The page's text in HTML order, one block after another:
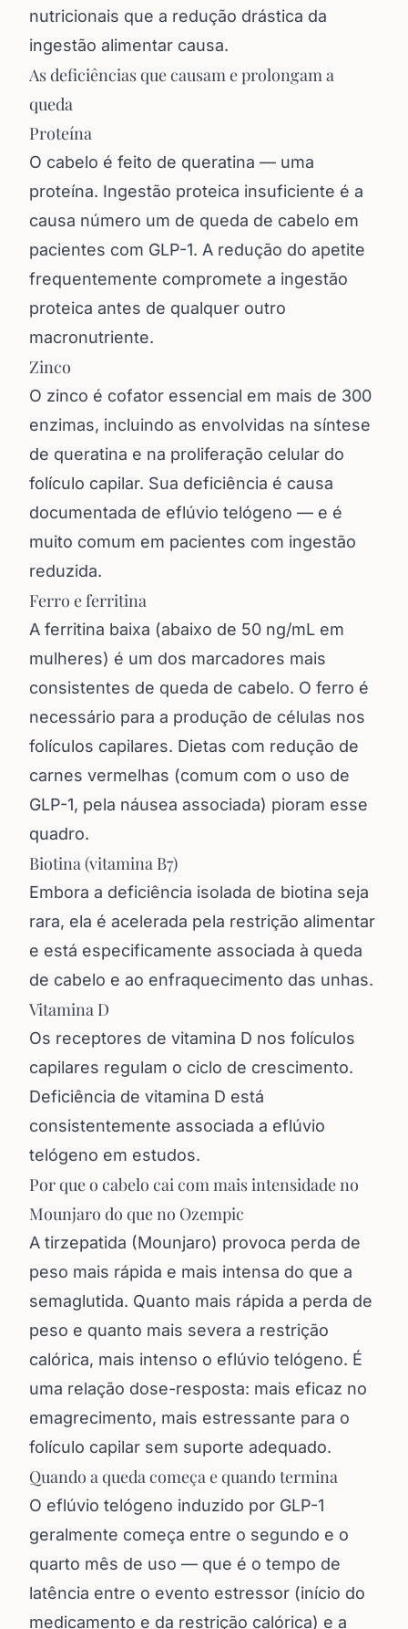
nutricionais que a redução drástica da
ingestão alimentar causa.
As deficiências que causam e prolongam a
queda
Proteína
O cabelo é feito de queratina — uma
proteína. Ingestão proteica insuficiente é a
causa número um de queda de cabelo em
pacientes com GLP-1. A redução do apetite
frequentemente compromete a ingestão
proteica antes de qualquer outro
macronutriente.
Zinco
O zinco é cofator essencial em mais de 300
enzimas, incluindo as envolvidas na síntese
de queratina e na proliferação celular do
folículo capilar. Sua deficiência é causa
documentada de eflúvio telógeno — e é
muito comum em pacientes com ingestão
reduzida.
Ferro e ferritina
A ferritina baixa (abaixo de 50 ng/mL em
mulheres) é um dos marcadores mais
consistentes de queda de cabelo. O ferro é
necessário para a produção de células nos
folículos capilares. Dietas com redução de
carnes vermelhas (comum com o uso de
GLP-1, pela náusea associada) pioram esse
quadro.
Biotina (vitamina B7)
Embora a deficiência isolada de biotina seja
rara, ela é acelerada pela restrição alimentar
e está especificamente associada à queda
de cabelo e ao enfraquecimento das unhas.
Vitamina D
Os receptores de vitamina D nos folículos
capilares regulam o ciclo de crescimento.
Deficiência de vitamina D está
consistentemente associada a eflúvio
telógeno em estudos.
Por que o cabelo cai com mais intensidade no
Mounjaro do que no Ozempic
A tirzepatida (Mounjaro) provoca perda de
peso mais rápida e mais intensa do que a
semaglutida. Quanto mais rápida a perda de
peso e quanto mais severa a restrição
calórica, mais intenso o eflúvio telógeno. É
uma relação dose-resposta: mais eficaz no
emagrecimento, mais estressante para o
folículo capilar sem suporte adequado.
Quando a queda começa e quando termina
O eflúvio telógeno induzido por GLP-1
geralmente começa entre o segundo e o
quarto mês de uso — que é o tempo de
latência entre o evento estressor (início do
medicamento e da restrição calórica) e a